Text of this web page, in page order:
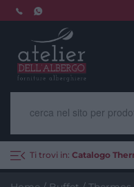
Skip
to
Ti trovi in: Catalogo